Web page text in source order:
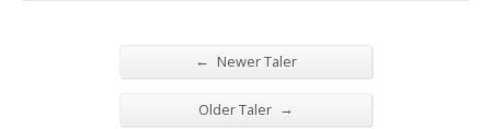
← Newer Taler
Older Taler →